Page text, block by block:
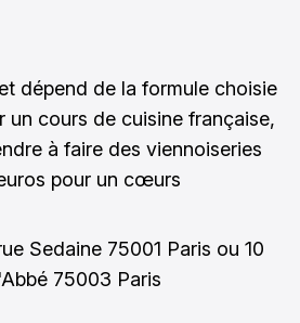
dépend de la formule choisie
un cours de cuisine française,
à faire des viennoiseries
pour un cœurs
Sedaine 75001 Paris ou 10
75003 Paris